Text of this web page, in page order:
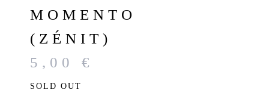
MOMENTO
(ZÉNIT)
5,00 €
SOLD OUT